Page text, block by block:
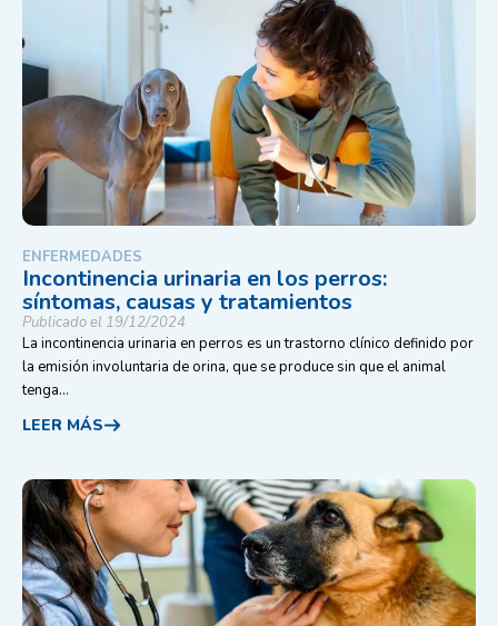
ENFERMEDADES
Incontinencia urinaria en los perros:
síntomas, causas y tratamientos
Publicado el 19/12/2024
La incontinencia urinaria en perros es un trastorno clínico definido por
la emisión involuntaria de orina, que se produce sin que el animal
tenga...
LEER MÁS